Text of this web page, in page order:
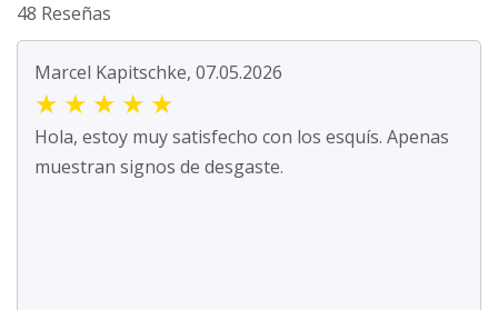
48 Reseñas
Marcel Kapitschke, 07.05.2026
★ ★ ★ ★ ★
Hola, estoy muy satisfecho con los esquís. Apenas
muestran signos de desgaste.